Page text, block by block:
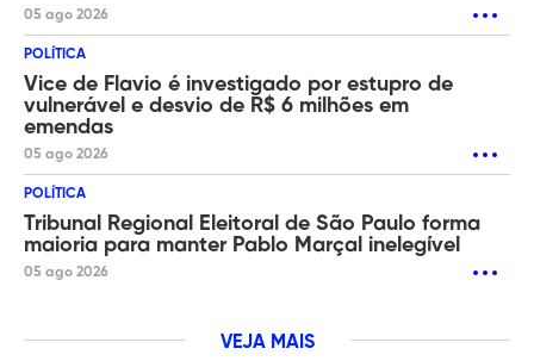
05 ago 2026
POLÍTICA
Vice de Flavio é investigado por estupro de
vulnerável e desvio de R$ 6 milhões em
emendas
05 ago 2026
POLÍTICA
Tribunal Regional Eleitoral de São Paulo forma
maioria para manter Pablo Marçal inelegível
05 ago 2026
VEJA MAIS